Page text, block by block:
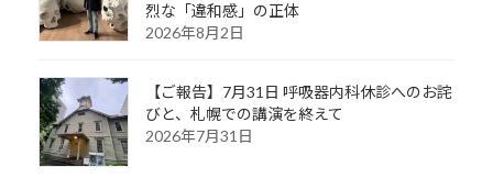
烈な「違和感」の正体
2026年8月2日
【ご報告】7月31日 呼吸器内科休診へのお詫
びと、札幌での講演を終えて
2026年7月31日